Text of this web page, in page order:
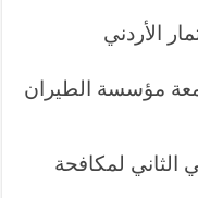
الأردني
مؤسسة الطيران
الثاني لمكافحة